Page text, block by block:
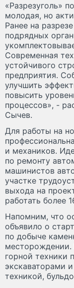
«Разрезуголь»
молодая, но
Ранее на
подрядных
Современная
устойчивого
предприятия.
улучшить
повысить
процессов», -
Сычев.
Для работы на
и механиков.
по ремонту
машинистов
участке
выхода на
работать более
Напомним, что
объявило о
по добыче
месторождении.
горной техники
экскаваторами
техникой,